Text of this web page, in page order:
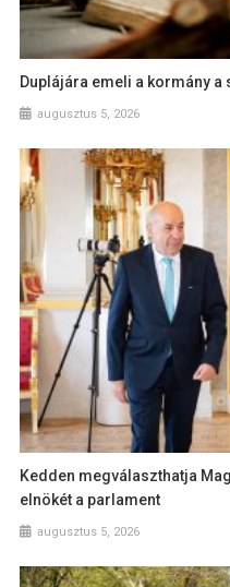
Duplájára emeli a kormány
augusztus 5, 2026
Kedden megválaszthatja
elnökét a parlament
augusztus 5, 2026